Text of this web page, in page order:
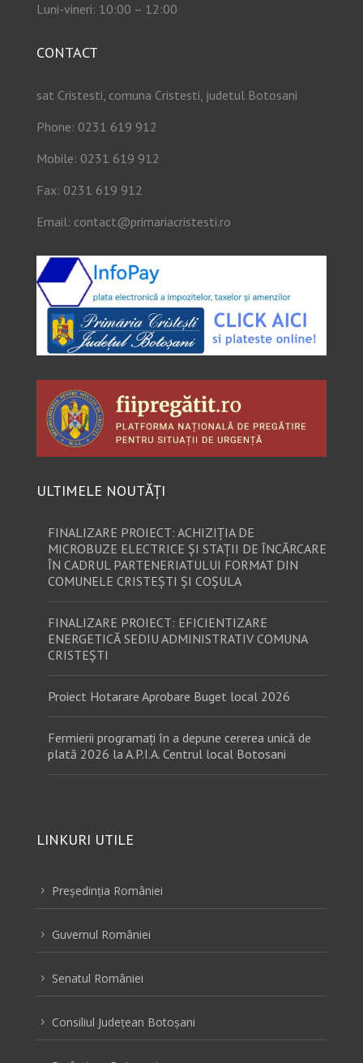
Luni-vineri: 10:00 – 12:00
CONTACT
sat Cristesti, comuna Cristesti, judetul Botosani
Phone: 0231 619 912
Mobile: 0231 619 912
Fax: 0231 619 912
Email: contact@primariacristesti.ro
ULTIMELE NOUTĂȚI
FINALIZARE PROIECT: ACHIZIȚIA DE
MICROBUZE ELECTRICE ȘI STAȚII DE ÎNCĂRCARE
ÎN CADRUL PARTENERIATULUI FORMAT DIN
COMUNELE CRISTEȘTI ȘI COȘULA
FINALIZARE PROIECT: EFICIENTIZARE
ENERGETICĂ SEDIU ADMINISTRATIV COMUNA
CRISTEȘTI
Proiect Hotarare Aprobare Buget local 2026
Fermierii programați în a depune cererea unică de
plată 2026 la A.P.I.A. Centrul local Botosani
LINKURI UTILE
5 Preşedinţia României
5 Guvernul României
5 Senatul României
5 Consiliul Judeţean Botoşani